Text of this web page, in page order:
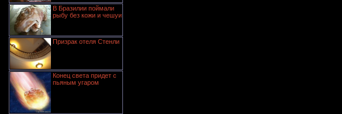
В Бразилии поймали
рыбу без кожи и чешуи
Призрак отеля Стенли
Конец света придет с
пьяным угаром